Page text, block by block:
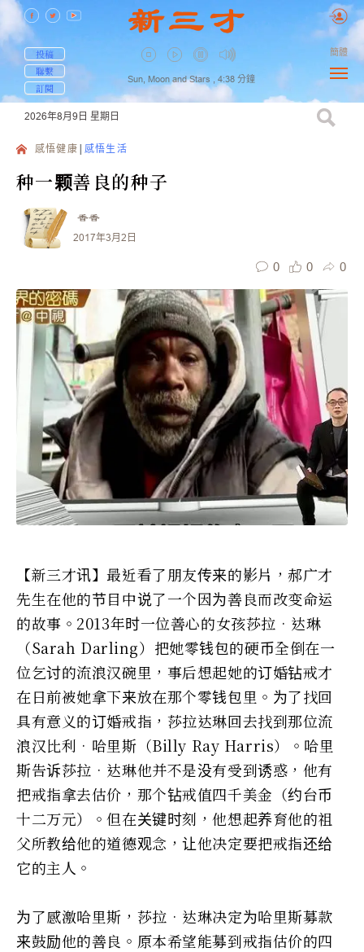
投稿
聯繫
訂閱
Sun, Moon and Stars , 4:38 分鐘
簡體
2026年8月9日 星期日
感悟健康 感悟生活
种一颗善良的种子
香香
2017年3月2日
0 0 0
【新三才讯】最近看了朋友传来的影片，郝广才
先生在他的节目中说了一个因为善良而改变命运
的故事。2013年时一位善心的女孩莎拉•达琳
（Sarah Darling）把她零钱包的硬币全倒在一
位乞讨的流浪汉碗里，事后想起她的订婚钻戒才
在日前被她拿下来放在那个零钱包里。为了找回
具有意义的订婚戒指，莎拉达琳回去找到那位流
浪汉比利•哈里斯（Billy Ray Harris）。哈里
斯告诉莎拉•达琳他并不是没有受到诱惑，他有
把戒指拿去估价，那个钻戒值四千美金（约台币
十二万元）。但在关键时刻，他想起养育他的祖
父所教给他的道德观念，让他决定要把戒指还给
它的主人。
为了感激哈里斯，莎拉•达琳决定为哈里斯募款
来鼓励他的善良。原本希望能募到戒指估价的四